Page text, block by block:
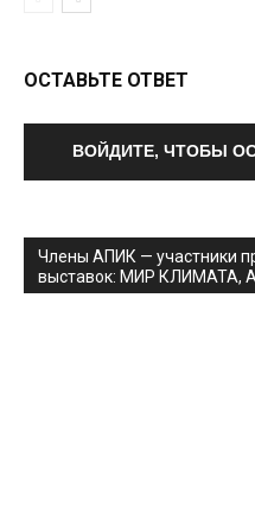
ОСТАВЬТЕ ОТВЕТ
ВОЙДИТЕ, ЧТОБЫ
Члены АПИК — участники
выставок: МИР КЛИМАТА,